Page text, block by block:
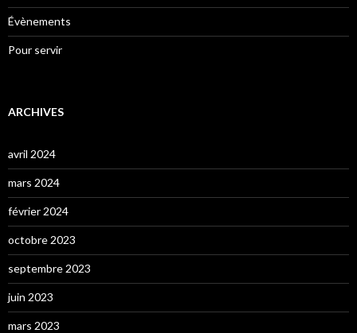
Évènements
Pour servir
ARCHIVES
avril 2024
mars 2024
février 2024
octobre 2023
septembre 2023
juin 2023
mars 2023